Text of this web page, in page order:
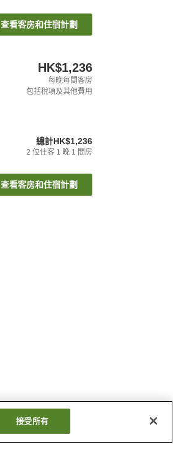
查看客房和住宿計劃
HK$1,236
每晚每間客房
包括稅項及其他費用
總計HK$1,236
2 位住客 1 晚 1 間房
查看客房和住宿計劃
接受所有